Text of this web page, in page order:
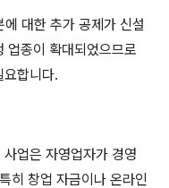
대한 추가 공제가 신설
업종이 확대되었으므로
합니다.
업은 자영업자가 경영
히 창업 자금이나 온라인